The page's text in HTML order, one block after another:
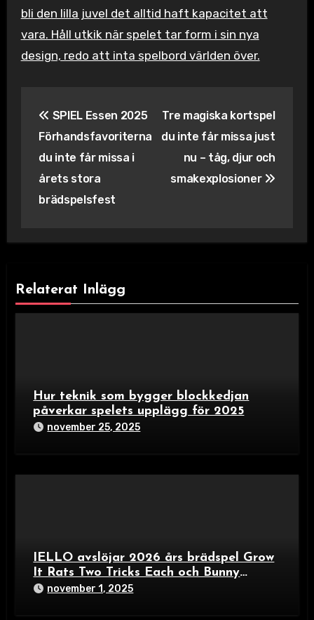
bli den lilla juvel det alltid haft kapacitet att
vara. Håll utkik när spelet tar form i sin nya
design, redo att inta spelbord världen över.
SPIEL Essen 2025
Förhandsfavoriterna
du inte får missa i
årets stora
brädspelsfest
Tre magiska kortspel
du inte får missa just
nu – tåg, djur och
smakexplosioner
Relaterat Inlägg
Hur teknik som bygger blockkedjan
påverkar spelets upplägg för 2025
november 25, 2025
IELLO avslöjar 2026 års brädspel Grow
It Rats Two Tricks Each och Bunny
Builders – färgexplosion för familjer och
november 1, 2025